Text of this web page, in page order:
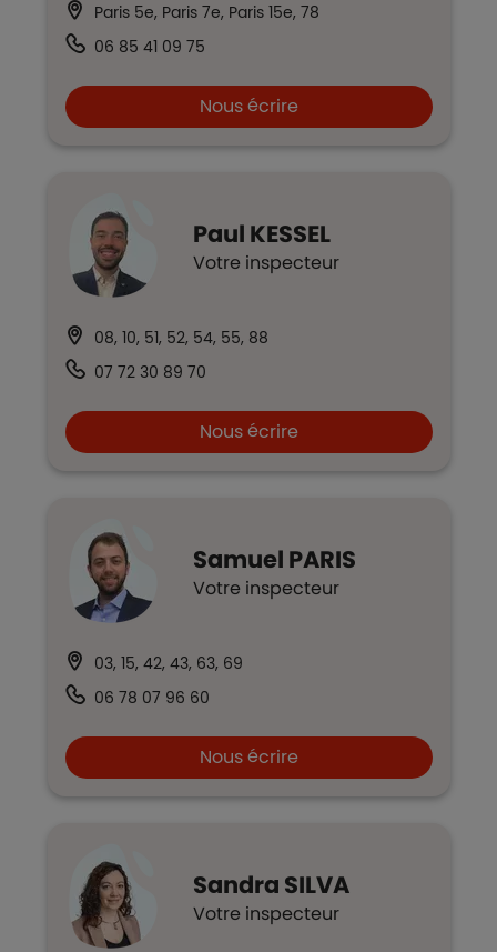
Paris 5e, Paris 7e, Paris 15e, 78
06 85 41 09 75
Nous écrire
Paul KESSEL
Votre inspecteur
08, 10, 51, 52, 54, 55, 88
07 72 30 89 70
Nous écrire
Samuel PARIS
Votre inspecteur
03, 15, 42, 43, 63, 69
06 78 07 96 60
Nous écrire
Sandra SILVA
Votre inspecteur